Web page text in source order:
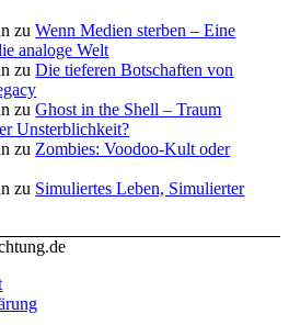
zuWenn Medien sterben – Eine
analoge Welt
zuDie tieferen Botschaften von
zuGhost in the Shell – Traum
Unsterblichkeit?
zu Zombies: Voodoo-Kult oder
zu Simuliertes Leben, Simulierter